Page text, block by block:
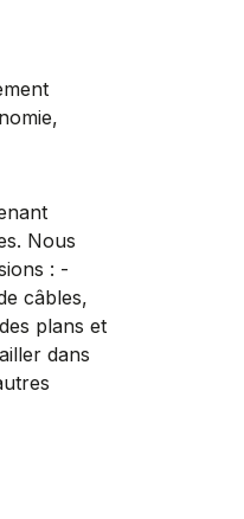
Nous
: -
câbles,
plans et
dans